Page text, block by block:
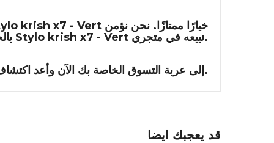
krish x7 - Vert
Stylo krish x7 - Vert نبيعه في متجري.
إلى عربة التسوق الخاصة بك الآن وأعد اكتشاف متعة الكتابة.
قد يعجبك ايضا